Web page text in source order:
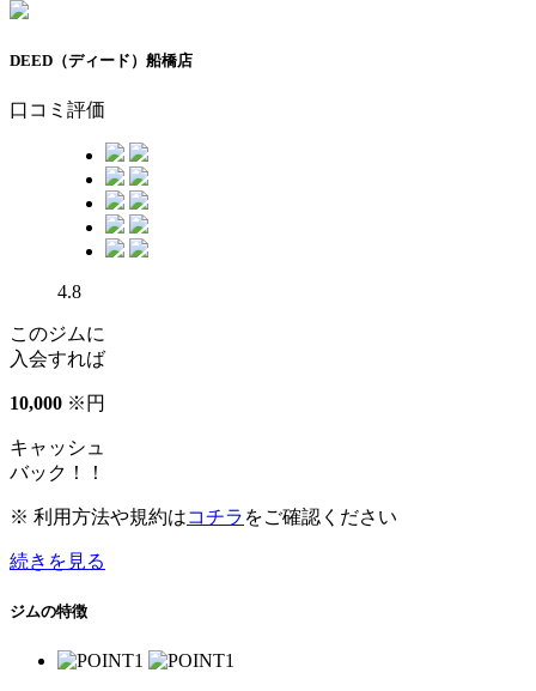
DEED（ディード）船橋店
口コミ評価
4.8
このジムに
入会すれば
10,000 ※ 円
キャッシュ
バック！！
※ 利用方法や規約はコチラ をご確認ください
続きを見る
ジムの特徴